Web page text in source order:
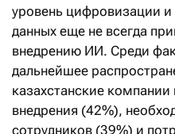
уровень цифровизации и
данных еще не всегда
внедрению ИИ. Среди
дальнейшее
казахстанские
внедрения (42%),
сотрудников (39%) и